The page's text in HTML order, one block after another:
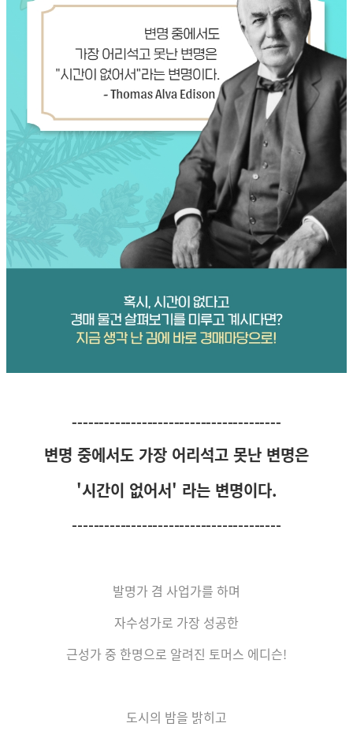
---------------------------------------
변명 중에서도 가장 어리석고 못난 변명은
'시간이 없어서' 라는 변명이다.
---------------------------------------
발명가 겸 사업가를 하며
자수성가로 가장 성공한
근성가 중 한명으로 알려진 토머스 에디슨!
도시의 밤을 밝히고